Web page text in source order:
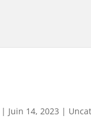
| Juin 14, 2023 |